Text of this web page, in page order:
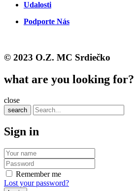
Udalosti
Podporte Nás
© 2023 O.Z. MC Srdiečko
what are you looking for?
close
search
Sign in
Remember me
Lost your password?